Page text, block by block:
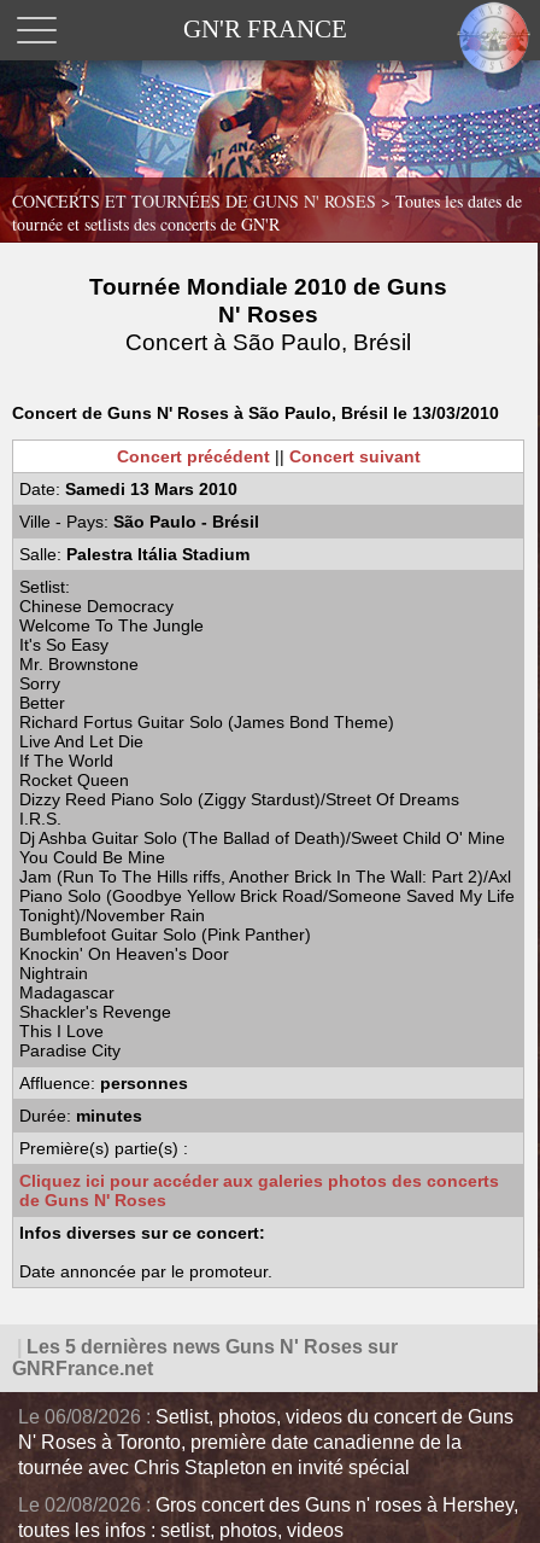
GN'R FRANCE
CONCERTS ET TOURNÉES DE GUNS N' ROSES > Toutes les dates de
tournée et setlists des concerts de GN'R
Tournée Mondiale 2010 de Guns
N' Roses
Concert à São Paulo, Brésil
Concert de Guns N' Roses à São Paulo, Brésil le 13/03/2010
Concert précédent|| Concert suivant
Date:Samedi 13 Mars 2010
Ville - Pays:São Paulo - Brésil
Salle: Palestra Itália Stadium
Setlist:
Chinese Democracy
Welcome To The Jungle
It's So Easy
Mr. Brownstone
Sorry
Better
Richard Fortus Guitar Solo (James Bond Theme)
Live And Let Die
If The World
Rocket Queen
Dizzy Reed Piano Solo (Ziggy Stardust)/Street Of Dreams
I.R.S.
Dj Ashba Guitar Solo (The Ballad of Death)/Sweet Child O' Mine
You Could Be Mine
Jam (Run To The Hills riffs, Another Brick In The Wall: Part 2)/Axl
Piano Solo (Goodbye Yellow Brick Road/Someone Saved My Life
Tonight)/November Rain
Bumblefoot Guitar Solo (Pink Panther)
Knockin' On Heaven's Door
Nightrain
Madagascar
Shackler's Revenge
This I Love
Paradise City
Affluence: personnes
Durée: minutes
Première(s) partie(s) :
Cliquez ici pour accéder aux galeries photos des concerts
de Guns N' Roses
Infos diverses sur ce concert:
Date annoncée par le promoteur.
Les 5 dernières news Guns N' Roses sur
GNRFrance.net
Le 06/08/2026 : Setlist, photos, videos du concert de Guns
N' Roses à Toronto, première date canadienne de la
tournée avec Chris Stapleton en invité spécial
Le 02/08/2026 : Gros concert des Guns n' roses à Hershey,
toutes les infos : setlist, photos, videos